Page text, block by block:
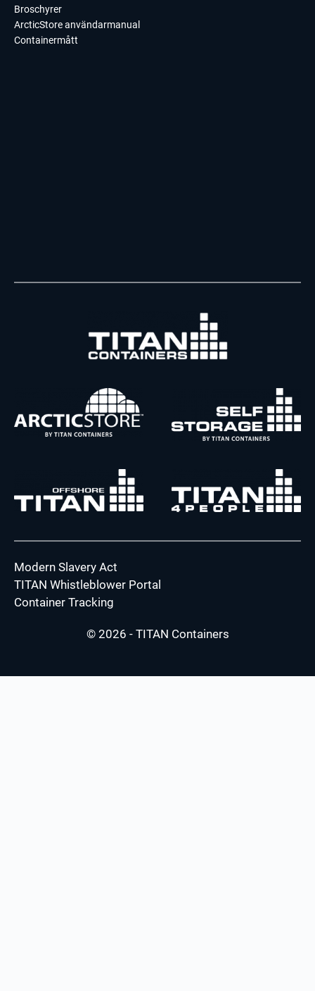
Broschyrer
ArcticStore användarmanual
Containermått
Modern Slavery Act
TITAN Whistleblower Portal
Container Tracking
© 2026 - TITAN Containers